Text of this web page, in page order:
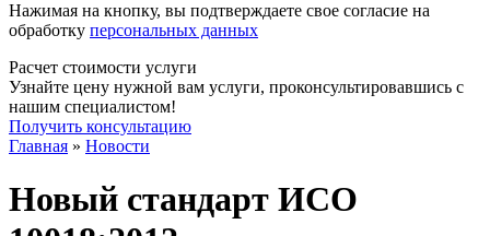
Нажимая на кнопку, вы подтверждаете свое согласие на
обработку персональных данных
Расчет стоимости услуги
Узнайте цену нужной вам услуги, проконсультировавшись с
нашим специалистом!
Получить консультацию
Главная » Новости
Новый стандарт ИСО